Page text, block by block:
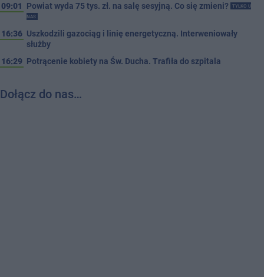
09:01
Powiat wyda 75 tys. zł. na salę sesyjną. Co się zmieni?
TYLKO U
NAS
16:36 Uszkodzili gazociąg i linię energetyczną. Interweniowały
służby
16:29 Potrącenie kobiety na Św. Ducha. Trafiła do szpitala
Dołącz do nas…